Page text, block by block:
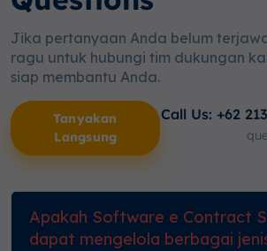
Apakah Software e Contract
dapat mengelola berbagai
Jika pertanyaan Anda belum
ragu untuk hubungi tim dukungan
siap membantu Anda.
Tanyakan
Langsung
Call Us: +62